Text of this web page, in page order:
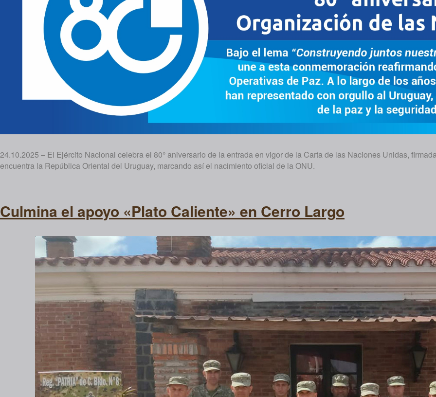
24.10.2025 – El Ejército Nacional celebra el 80° aniversario de la entrada en vigor de la Carta de las Naciones Unidas,
encuentra la República Oriental del Uruguay, marcando así el nacimiento oficial de la ONU.
Culmina el apoyo «Plato Caliente» en Cerro Largo